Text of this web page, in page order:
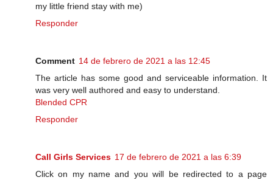
my little friend stay with me)
Responder
Comment 14 de febrero de 2021 a las 12:45
The article has some good and serviceable information. It
was very well authored and easy to understand.
Blended CPR
Responder
Call Girls Services 17 de febrero de 2021 a las 6:39
Click on my name and you will be redirected to a page